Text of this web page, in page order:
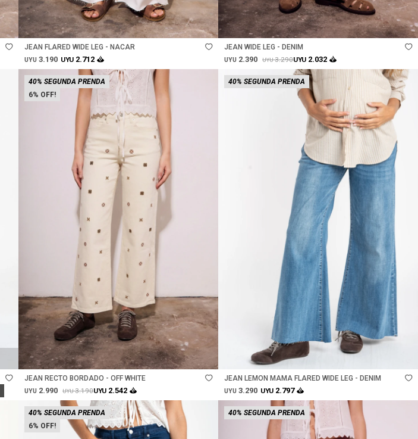
Talle
JEAN FLARED WIDE LEG - NACAR
UYU 3.190 UYU 2.712
Talle
JEAN WIDE LEG - DENIM
UYU 2.390 UYU3.290UYU 2.032
6
40% SEGUNDA PRENDA
JEAN RECTO BORDADO - OFF WHITE
UYU 2.990 UYU3.190UYU 2.542
40% SEGUNDA PRENDA
Talle
JEAN LEMON MAMA FLARED WIDE LEG - DENIM
UYU 3.290 UYU 2.797
6
40% SEGUNDA PRENDA 40% SEGUNDA PRENDA